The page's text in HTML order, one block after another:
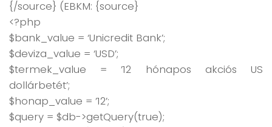
{/source} (EBKM: {source}
<?php
$bank_value = ‘Unicredit Bank’;
$deviza_value = ‘USD’;
$termek_value = ’12 hónapos akciós US
dollárbetét’;
$honap_value = ’12’;
$query = $db->getQuery(true);